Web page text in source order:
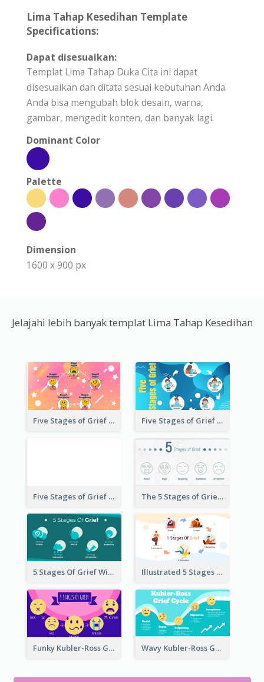
Lima Tahap Kesedihan Template
Specifications:
Dapat disesuaikan:
Templat Lima Tahap Duka Cita ini dapat
disesuaikan dan ditata sesuai kebutuhan Anda.
Anda bisa mengubah blok desain, warna,
gambar, mengedit konten, dan banyak lagi.
Dominant Color
Palette
Dimension
1600 x 900 px
Jelajahi lebih banyak templat Lima Tahap Kesedihan
Five Stages of Grief with Emoji Icon Five Stages of Grief Infographic with illustration
Five Stages of Grief The 5 Stages of Grief With emoji Icon
5 Stages Of Grief With Graphics Illustrated 5 Stages Of Grief
Funky Kubler-Ross Grief Cycle Wavy Kubler-Ross Grief Cycle